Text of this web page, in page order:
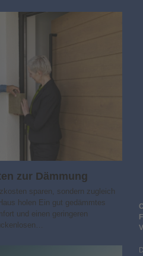
zur Dämmung
sparen, sondern zugleich
holen Ein gut gedämmtes
und einen geringeren